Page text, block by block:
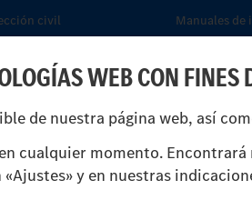
WEB CON FINES
de nuestra página web, así
cualquier momento.
y en nuestras
civil
Manuales
Sistemas de